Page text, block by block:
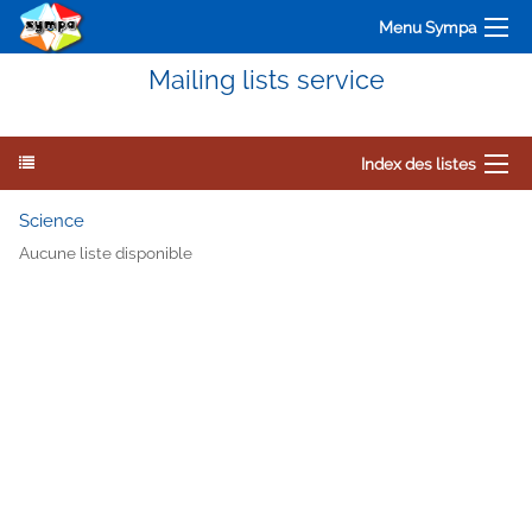
Menu Sympa
Mailing lists service
Index des listes
Science
Aucune liste disponible